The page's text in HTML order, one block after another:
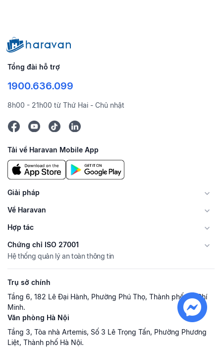
Tổng đài hỗ trợ
1900.636.099
8h00 - 21h00 từ Thứ Hai - Chủ nhật
Tải về Haravan Mobile App
Giải pháp
Về Haravan
Hợp tác
Chứng chỉ ISO 27001
Hệ thống quản lý an toàn thông tin
Trụ sở chính
Tầng 6, 182 Lê Đại Hành, Phường Phú Thọ, Thành phố Hồ Chí
Minh.
Văn phòng Hà Nội
Tầng 3, Tòa nhà Artemis, Số 3 Lê Trọng Tấn, Phường Phương
Liệt, Thành phố Hà Nội.